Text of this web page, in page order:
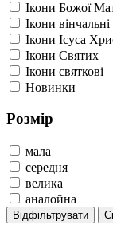
Ікони Божої
Ікони вінчальні
Ікони Ісуса
Ікони Святих
Ікони святкові
Новинки
Розмір
мала
середня
велика
аналойна
Відфільтрувати